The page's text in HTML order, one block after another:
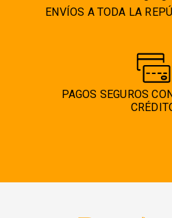
ENVÍOS A TODA LA
PAGOS SEGUROS